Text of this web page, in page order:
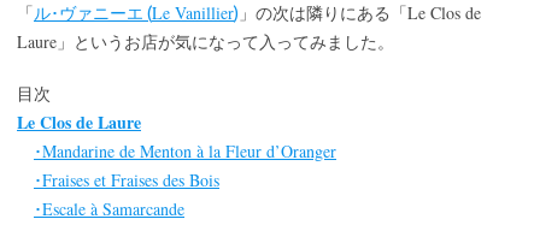
「 ル･ヴァニーエ (Le Vanillier) 」の次は隣りにある「Le Clos de
Laure 」というお店が気になって入ってみました。
目次
Le Clos de Laure
･Mandarine de Menton à la Fleur d’Oranger
･Fraises et Fraises des Bois
･Escale à Samarcande